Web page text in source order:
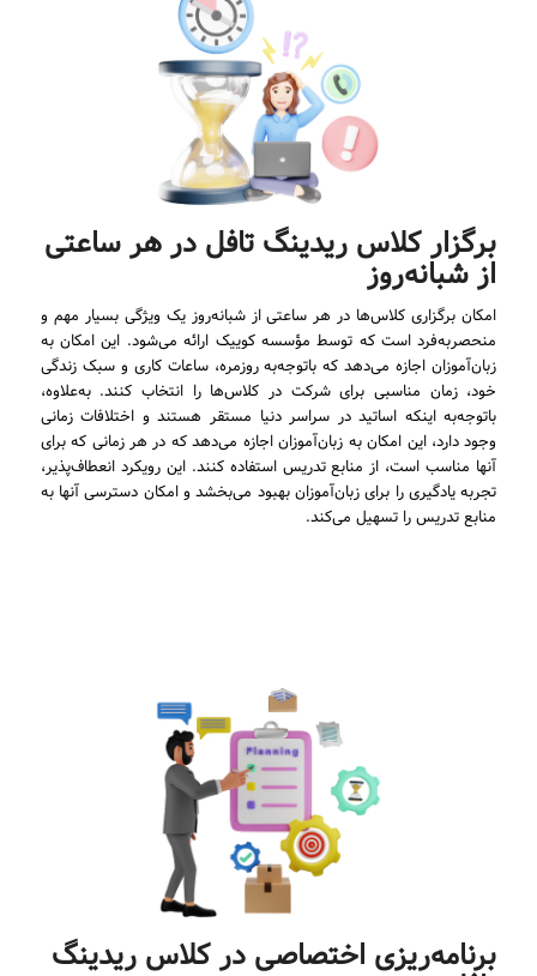
برگزار کلاس ریدینگ تافل در هر ساعتی
از شبانه‌روز
امکان برگزاری کلاس‌ها در هر ساعتی از شبانه‌روز یک ویژگی بسیار مهم و
منحصربه‌فرد است که توسط مؤسسه کوییک ارائه می‌شود. این امکان به
زبان‌آموزان اجازه می‌دهد که باتوجه‌به روزمره‌، ساعات کاری و سبک زندگی
خود، زمان مناسبی برای شرکت در کلاس‌ها را انتخاب کنند. به‌علاوه،
باتوجه‌به اینکه اساتید در سراسر دنیا مستقر هستند و اختلافات زمانی
وجود دارد، این امکان به زبان‌آموزان اجازه می‌دهد که در هر زمانی که برای
آنها مناسب است، از منابع تدریس استفاده کنند. این رویکرد انعطاف‌پذیر،
تجربه یادگیری را برای زبان‌آموزان بهبود می‌بخشد و امکان دسترسی آنها به
منابع تدریس را تسهیل می‌کند.
برنامه‌ریزی اختصاصی در کلاس ریدینگ